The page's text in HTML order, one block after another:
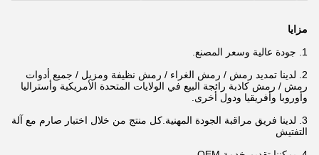
مزايا
1. جودة عالية وسعر المصنع.
2. لدينا تمديد رمش / رمش الغراء / رمش نظيفة ومزيل / جميع أدوات
رمش / رمش كاذبة رائجة البيع في الولايات المتحدة الأمريكية وأستراليا
وأوروبا وأفريقيا ودول أخرى.
3. لدينا فريق مراقبة الجودة المهنية.كل منتج من خلال اختبار صارم مع آلة
التفتيش